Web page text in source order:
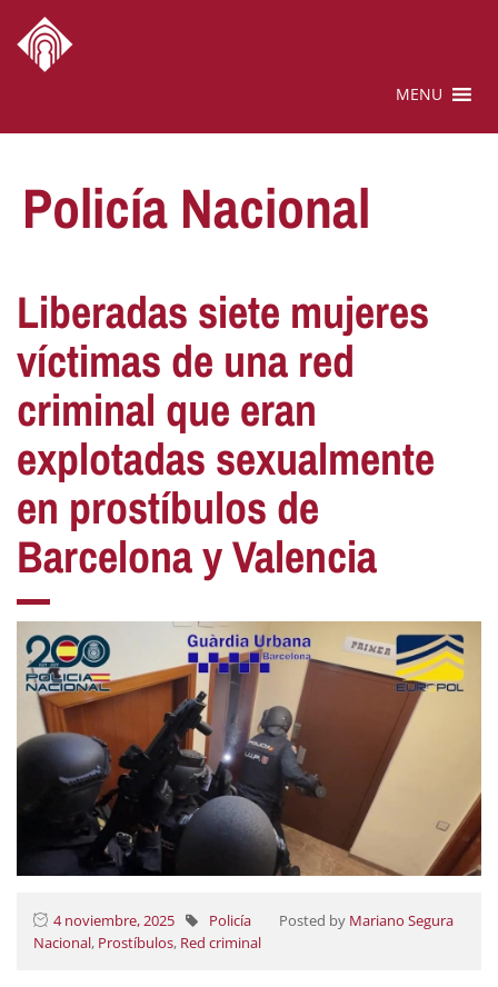
MENU
Policía Nacional
Liberadas siete mujeres
víctimas de una red
criminal que eran
explotadas sexualmente
en prostíbulos de
Barcelona y Valencia
4 noviembre, 2025 Posted by Mariano Segura
Policía
Nacional, Prostíbulos, Red criminal